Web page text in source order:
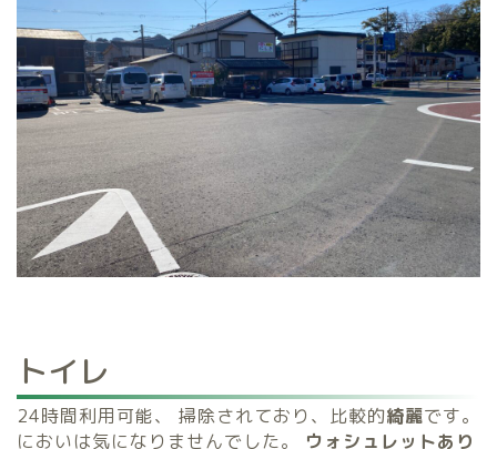
トイレ
24時間利用可能、 掃除されており、比較的綺麗です。
においは気になりませんでした。 ウォシュレットあり